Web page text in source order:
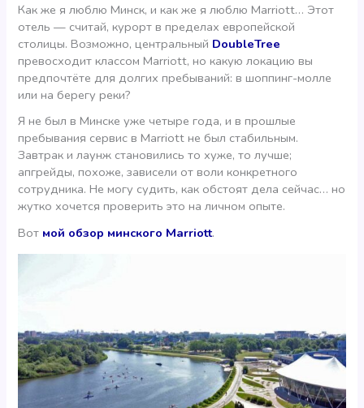
Как же я люблю Минск, и как же я люблю Marriott… Этот
отель — считай, курорт в пределах европейской
столицы. Возможно, центральный DoubleTree
превосходит классом Marriott, но какую локацию вы
предпочтёте для долгих пребываний: в шоппинг-молле
или на берегу реки?
Я не был в Минске уже четыре года, и в прошлые
пребывания сервис в Marriott не был стабильным.
Завтрак и лаунж становились то хуже, то лучше;
апгрейды, похоже, зависели от воли конкретного
сотрудника. Не могу судить, как обстоят дела сейчас… но
жутко хочется проверить это на личном опыте.
Вот мой обзор минского Marriott.